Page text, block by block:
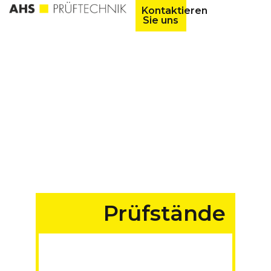
Kontaktieren
Sie uns
Prüfstände